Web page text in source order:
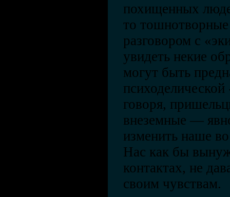
похищенных
то
разговором с
увидеть некие
могут быть
говоря,
внеземные —
изменить наше
Нас как бы
контактах, не
своим чувствам.